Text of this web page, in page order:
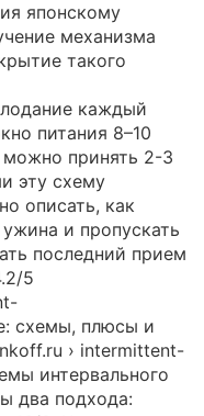
японскому
механизма
такого
каждый
питания 8–10
можно принять 2-3
эту схему
описать, как
и пропускать
последний прием
5
схемы, плюсы и
› intermittent-
интервального
два подхода: